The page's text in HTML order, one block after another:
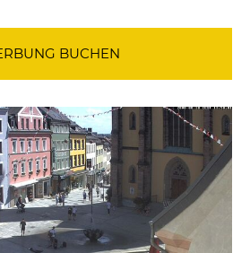
BUCHEN